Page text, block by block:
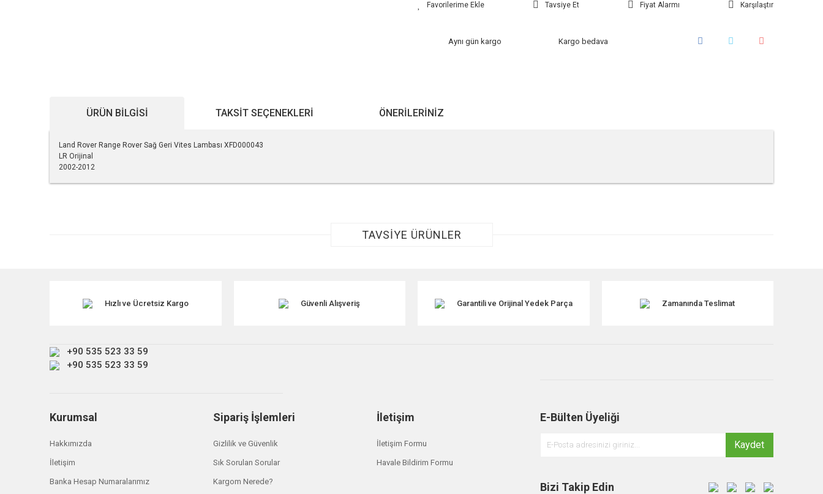
Tavsiye Et Fiyat Alarmı Karşılaştır
Aynı gün kargo Kargo bedava
ÜRÜN BILGISI TAKSIT SEÇENEKLERI ÖNERILERINIZ
Land Rover Range Rover Sağ Geri Vites Lambası XFD000043
LR Orijinal
2002-2012
Bu ürüne benzer farklı alternatifler olmalı.
TAVSİYE ÜRÜNLER
Hızlı ve Ücretsiz Kargo Güvenli Alışveriş Garantili ve Orijinal Yedek Parça Zamanında Teslimat
+90 535 523 33 59
+90 535 523 33 59
Kurumsal
Hakkımızda
İletişim
Banka Hesap Numaralarımız
Sipariş İşlemleri
Gizlilik ve Güvenlik
Sık Sorulan Sorular
Kargom Nerede?
İletişim
İletişim Formu
Havale Bildirim Formu
E-Bülten Üyeliği
Kaydet
Bizi Takip Edin